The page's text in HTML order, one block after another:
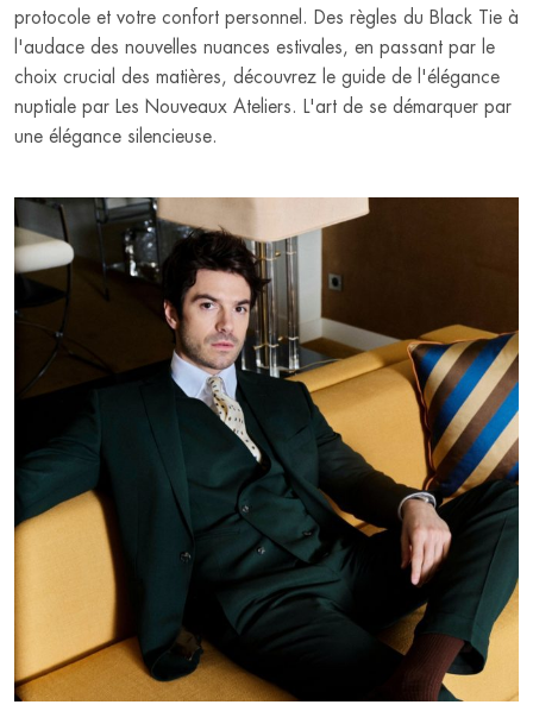
protocole et votre confort personnel. Des règles du Black Tie à
l'audace des nouvelles nuances estivales, en passant par le
choix crucial des matières, découvrez le guide de l'élégance
nuptiale par Les Nouveaux Ateliers. L'art de se démarquer par
une élégance silencieuse.